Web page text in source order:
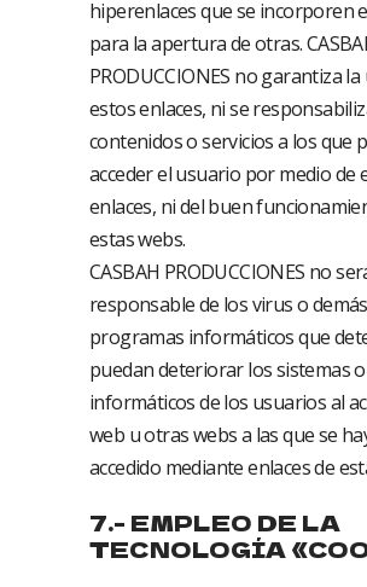
hiperenlaces que se incorporen
para la apertura de otras.
PRODUCCIONES no garantiza
estos enlaces, ni se
contenidos o servicios a los que
acceder el usuario por medio de
enlaces, ni del buen
estas webs.
CASBAH PRODUCCIONES no
responsable de los virus o demás
programas informáticos que
puedan deteriorar los sistemas
informáticos de los usuarios al
web u otras webs a las que se
accedido mediante enlaces de
7.- EMPLEO DE LA
TECNOLOGÍA